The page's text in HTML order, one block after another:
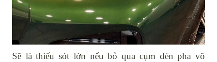
Sẽ là thiếu sót lớn nếu bỏ qua cụm đèn pha vô